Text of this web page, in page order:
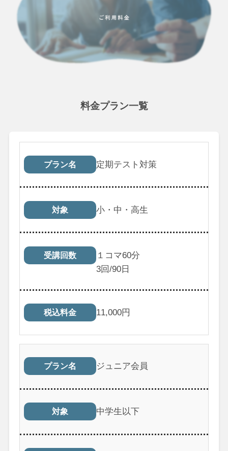
料金プラン一覧
プラン名 対象 受講回数
プラン名 定期テスト対策
対象 小・中・高生
受講回数
１コマ60分
3回/90日
税込料金 11,000円
プラン名 ジュニア会員
対象 中学生以下